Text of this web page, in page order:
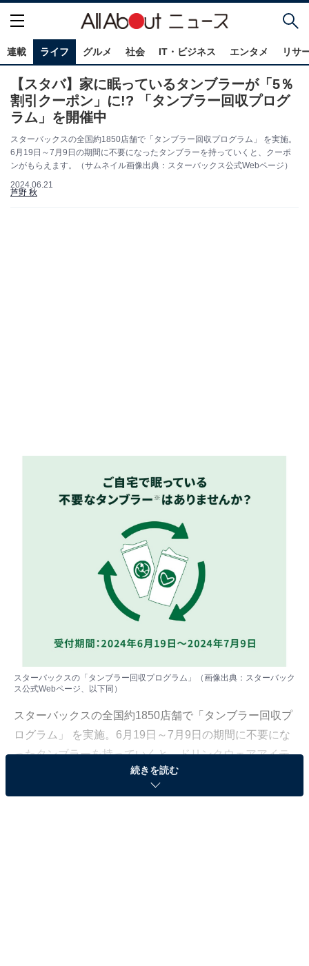
連載 ライフ グルメ 社会 IT・ビジネス エンタメ リサ
【スタバ】家に眠っているタンブラーが「5％
割引クーポン」に!? 「タンブラー回収プログ
ラム」を開催中
スターバックスの全国約1850店舗で「タンブラー回収プログラム」 を実施。
6月19日～7月9日の期間に不要になったタンブラーを持っていくと、クーポ
ンがもらえます。（サムネイル画像出典：スターバックス公式Webページ）
2024.06.21
芦野 秋
スターバックスの「タンブラー回収プログラム」（画像出典：スターバック
ス公式Webページ、以下同）
スターバックスの全国約1850店舗で「タンブラー回収プ
ログラム」 を実施。6月19日～7月9日の期間に不要にな
ったタンブラーを持っていくと、ドリンクウェアアイテ
ム1点が5％割引で購入できるクーポンがもらえます。
続きを読む